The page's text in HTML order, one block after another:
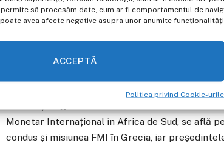
să procesăm date, cum ar fi comportamentul de
avea afecte negative asupra unor anumite funcționalități
ACCEPTĂ
Politica privind Cookie-urile
Mugur Isărescu, guvernatorul BNR:
„Nu știu
exterior, să intre în probleme rapid și mai ales îi
o anumită credibilitate, să îi cunoști, să te
electoral, spre sfârșitul mandatului meu, vorbeam
Monetar Internațional în Africa de Sud, se află
condus și misiunea FMI în Grecia, iar